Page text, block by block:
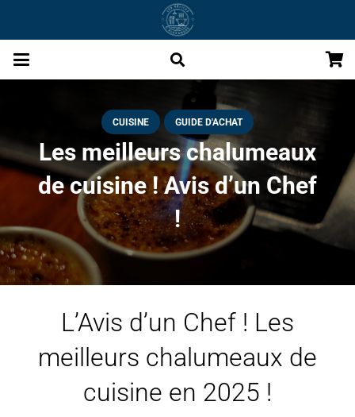
CUISINE GUIDE D'ACHAT
Les meilleurs chalumeaux
de cuisine ! Avis d’un Chef
!
L’Avis d’un Chef ! Les
meilleurs chalumeaux de
cuisine en 2025 !